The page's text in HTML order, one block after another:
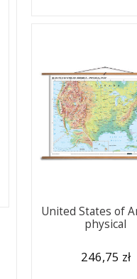
United States of
physical
246,75 zł